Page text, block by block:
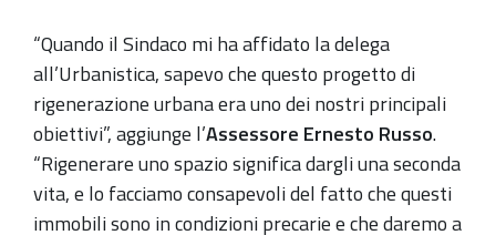
“Quando il Sindaco mi ha affidato la delega
all’Urbanistica, sapevo che questo progetto di
rigenerazione urbana era uno dei nostri principali
obiettivi”, aggiunge l’Assessore Ernesto Russo.
“Rigenerare uno spazio significa dargli una seconda
vita, e lo facciamo consapevoli del fatto che questi
immobili sono in condizioni precarie e che daremo a